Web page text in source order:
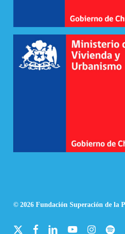
© 2026 Fundación Superación de la
x- facebooklinkedin youtube instagramspotify